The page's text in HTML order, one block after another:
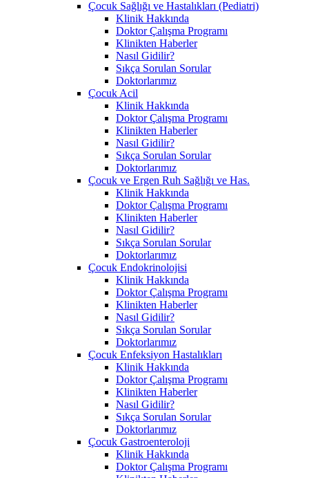
Çocuk Sağlığı ve Hastalıkları (Pediatri)
Klinik Hakkında
Doktor Çalışma Programı
Klinikten Haberler
Nasıl Gidilir?
Sıkça Sorulan Sorular
Doktorlarımız
Çocuk Acil
Klinik Hakkında
Doktor Çalışma Programı
Klinikten Haberler
Nasıl Gidilir?
Sıkça Sorulan Sorular
Doktorlarımız
Çocuk ve Ergen Ruh Sağlığı ve Has.
Klinik Hakkında
Doktor Çalışma Programı
Klinikten Haberler
Nasıl Gidilir?
Sıkça Sorulan Sorular
Doktorlarımız
Çocuk Endokrinolojisi
Klinik Hakkında
Doktor Çalışma Programı
Klinikten Haberler
Nasıl Gidilir?
Sıkça Sorulan Sorular
Doktorlarımız
Çocuk Enfeksiyon Hastalıkları
Klinik Hakkında
Doktor Çalışma Programı
Klinikten Haberler
Nasıl Gidilir?
Sıkça Sorulan Sorular
Doktorlarımız
Çocuk Gastroenteroloji
Klinik Hakkında
Doktor Çalışma Programı